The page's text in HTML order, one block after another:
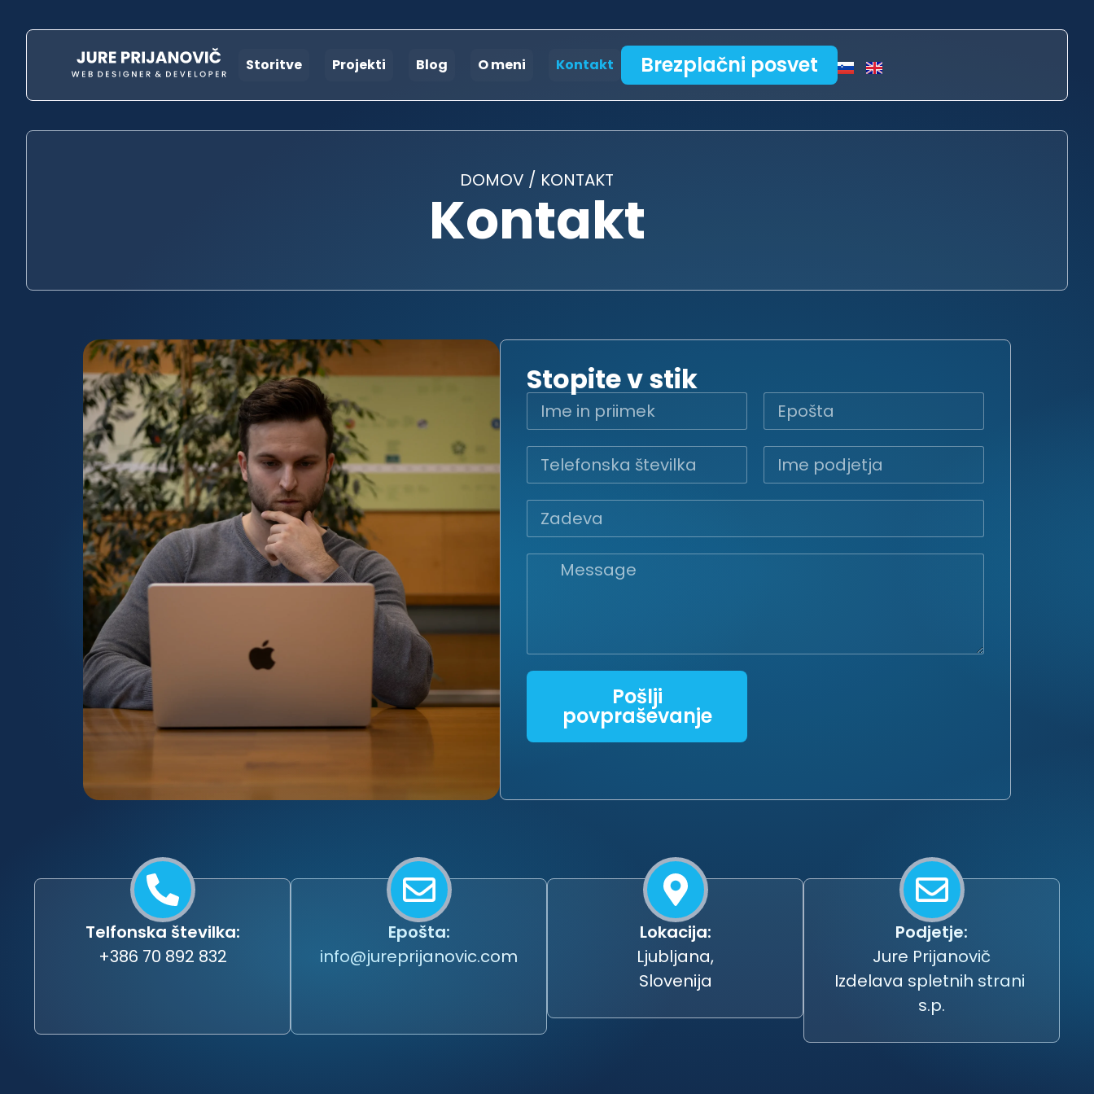
Storitve Projekti Blog O meni Kontakt Brezplačni posvet
DOMOV / KONTAKT
Kontakt
Stopite v stik
Pošlji
povpraševanje
Telfonska številka:
+386 70 892 832
Epošta:
info@jureprijanovic.com
Lokacija:
Ljubljana,
Slovenija
Podjetje:
Jure Prijanovič
Izdelava spletnih strani
s.p.